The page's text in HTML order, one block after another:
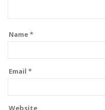
Name*
Email *
Website